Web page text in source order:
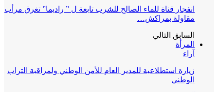
انفجار قناة للماء الصالح للشرب تابعة ل ” راديما” تغرق مرأب
مقاولة بمراكش…
السابق التالي
المرأة
آراء
زيارة استطلاعية للمدير العام للأمن الوطني ولمراقبة التراب
الوطني